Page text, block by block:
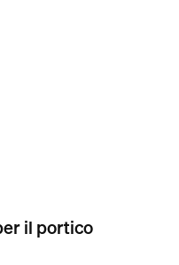
il portico